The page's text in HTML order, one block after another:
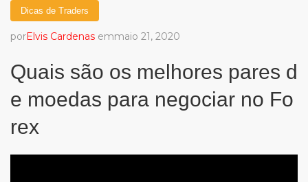
Dicas de Traders
porElvis Cardenas emmaio 21, 2020
Quais são os melhores pares d
e moedas para negociar no Fo
rex